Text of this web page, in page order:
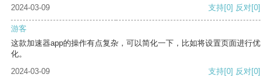
2024-03-09
支持[0] 反对[0]
游客
这款加速器app的操作有点复杂，可以简化一下，比如将设置页面进行优
化。
2024-03-09
支持[0] 反对[0]